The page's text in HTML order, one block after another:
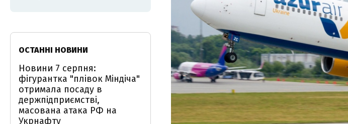
ОСТАННІ НОВИНИ
Новини 7 серпня:
фігурантка "плівок Міндіча"
отримала посаду в
держпідприємстві,
масована атака РФ на
Укрнафту